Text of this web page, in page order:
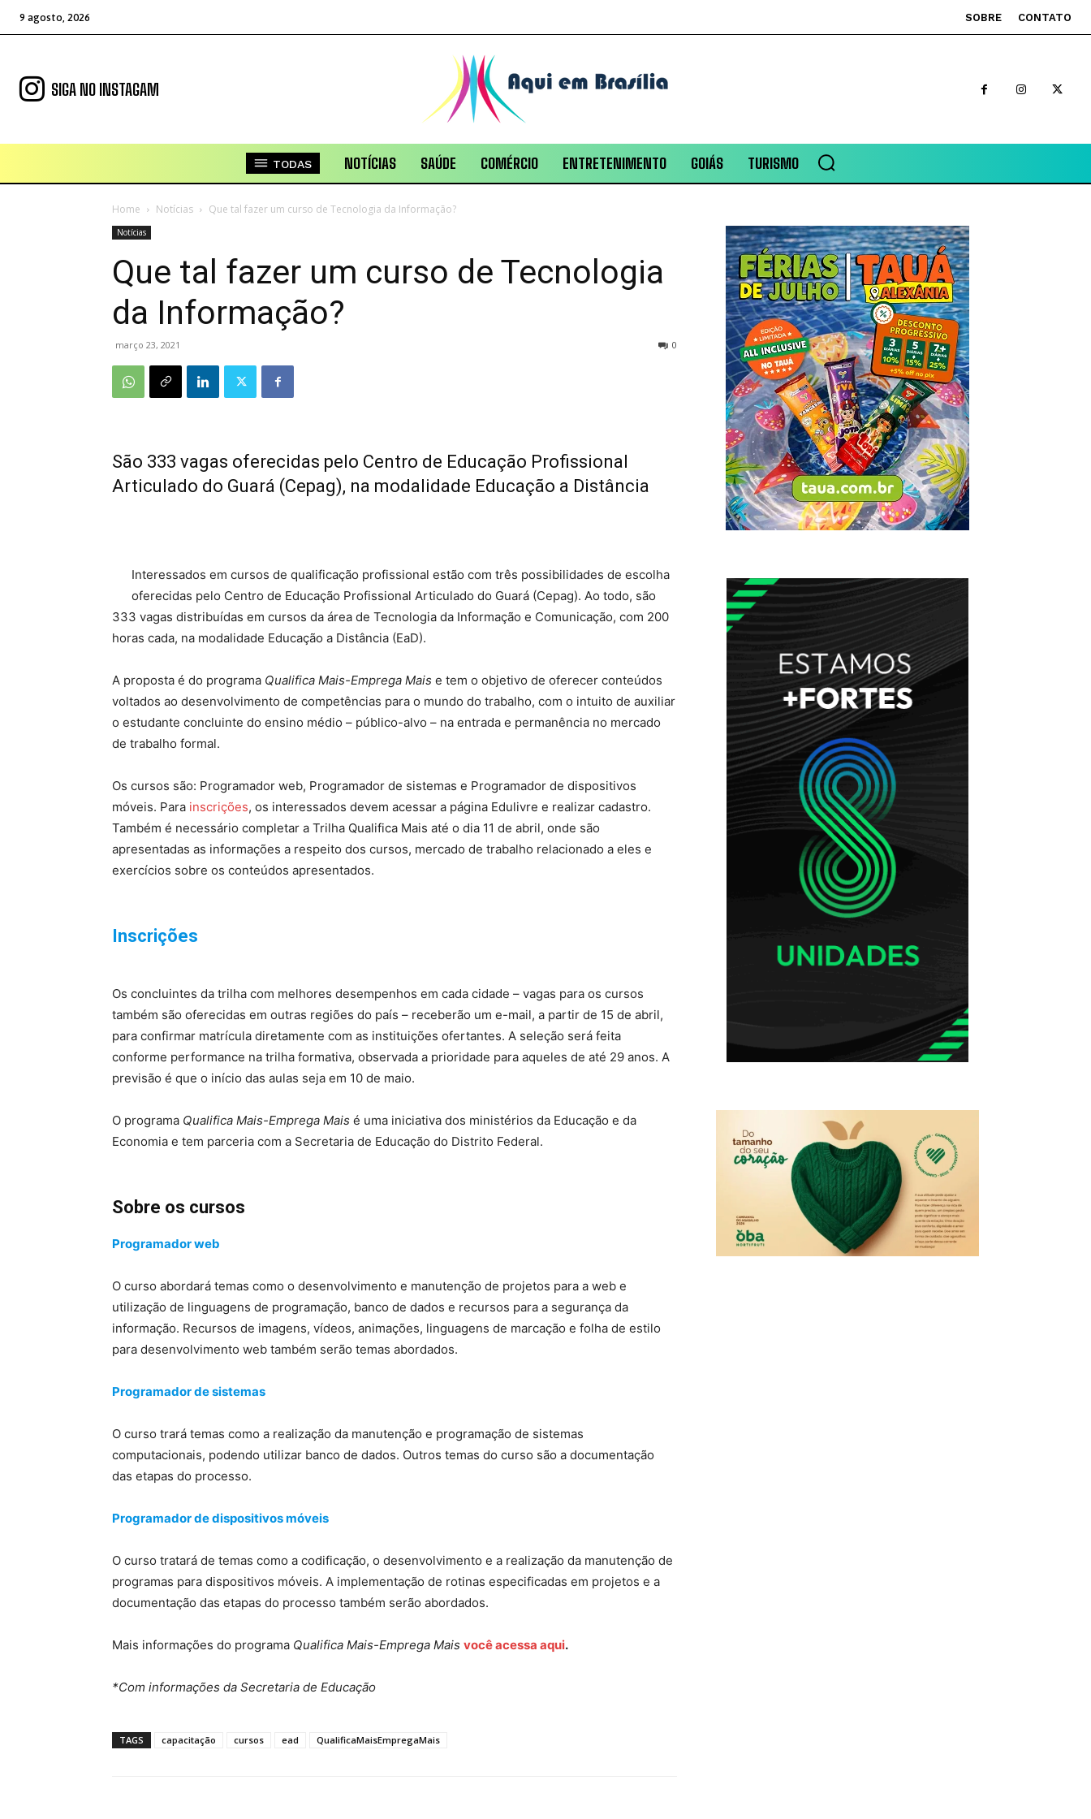
9 agosto, 2026 SOBRE CONTATO
SIGA NO INSTAGAM
TODAS NOTÍCIAS SAÚDE COMÉRCIO ENTRETENIMENTO GOIÁS TURISMO
Home Notícias Que tal fazer um curso de Tecnologia da Informação?
Notícias
Que tal fazer um curso de Tecnologia
da Informação?
março 23, 2021 0
São 333 vagas oferecidas pelo Centro de Educação Profissional
Articulado do Guará (Cepag), na modalidade Educação a Distância
Interessados em cursos de qualificação profissional estão com três possibilidades de escolha
oferecidas pelo Centro de Educação Profissional Articulado do Guará (Cepag). Ao todo, são
333 vagas distribuídas em cursos da área de Tecnologia da Informação e Comunicação, com 200
horas cada, na modalidade Educação a Distância (EaD).
A proposta é do programa Qualifica Mais-Emprega Mais e tem o objetivo de oferecer conteúdos
voltados ao desenvolvimento de competências para o mundo do trabalho, com o intuito de auxiliar
o estudante concluinte do ensino médio – público-alvo – na entrada e permanência no mercado
de trabalho formal.
Os cursos são: Programador web, Programador de sistemas e Programador de dispositivos
móveis. Para inscrições, os interessados devem acessar a página Edulivre e realizar cadastro.
Também é necessário completar a Trilha Qualifica Mais até o dia 11 de abril, onde são
apresentadas as informações a respeito dos cursos, mercado de trabalho relacionado a eles e
exercícios sobre os conteúdos apresentados.
Inscrições
Os concluintes da trilha com melhores desempenhos em cada cidade – vagas para os cursos
também são oferecidas em outras regiões do país – receberão um e-mail, a partir de 15 de abril,
para confirmar matrícula diretamente com as instituições ofertantes. A seleção será feita
conforme performance na trilha formativa, observada a prioridade para aqueles de até 29 anos. A
previsão é que o início das aulas seja em 10 de maio.
O programa Qualifica Mais-Emprega Mais é uma iniciativa dos ministérios da Educação e da
Economia e tem parceria com a Secretaria de Educação do Distrito Federal.
Sobre os cursos
Programador web
O curso abordará temas como o desenvolvimento e manutenção de projetos para a web e
utilização de linguagens de programação, banco de dados e recursos para a segurança da
informação. Recursos de imagens, vídeos, animações, linguagens de marcação e folha de estilo
para desenvolvimento web também serão temas abordados.
Programador de sistemas
O curso trará temas como a realização da manutenção e programação de sistemas
computacionais, podendo utilizar banco de dados. Outros temas do curso são a documentação
das etapas do processo.
Programador de dispositivos móveis
O curso tratará de temas como a codificação, o desenvolvimento e a realização da manutenção de
programas para dispositivos móveis. A implementação de rotinas especificadas em projetos e a
documentação das etapas do processo também serão abordados.
Mais informações do programa Qualifica Mais-Emprega Mais você acessa aqui.
*Com informações da Secretaria de Educação
TAGS capacitação cursos ead QualificaMaisEmpregaMais